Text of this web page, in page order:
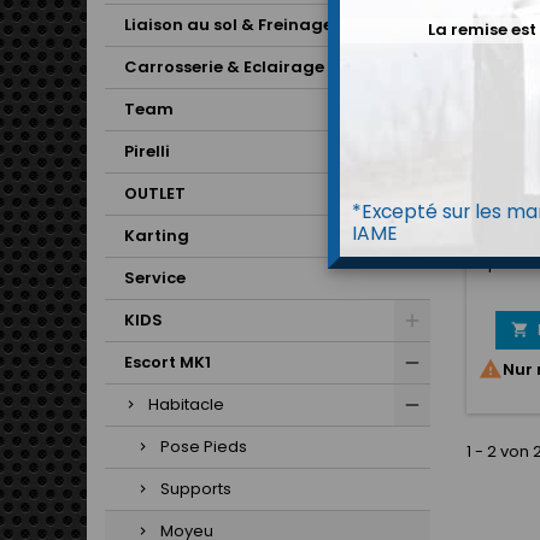
Liaison au sol & Freinage
Carrosserie & Eclairage
Team
Pirelli
OUTLET
Karting
Service
KIDS
Escort MK1
Habitacle
Pose Pieds
Supports
Moyeu
pour
vous

Nur
1 - 2 von
La remise
*Excepté sur les
IAME